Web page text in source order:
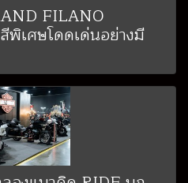
FILANO
พิเศษโดดเด่นอย่างมี